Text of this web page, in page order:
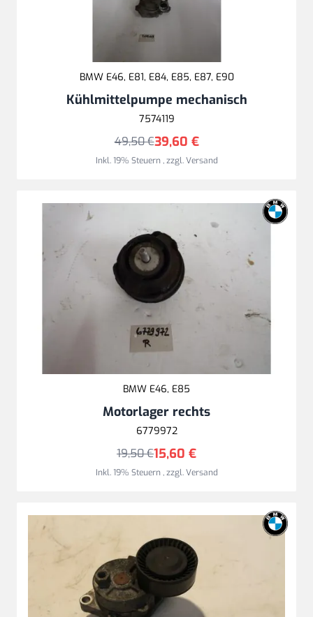
BMW E46, E81, E84, E85, E87, E90
Kühlmittelpumpe mechanisch
7574119
39,60 €
49,50 €
Inkl. 19% Steuern,zzgl.Versand
BMW E46, E85
Motorlager rechts
6779972
15,60 €
19,50 €
Inkl. 19% Steuern,zzgl.Versand